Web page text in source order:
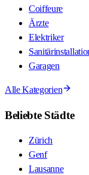
Coiffeure
Ärzte
Elektriker
Garagen
Alle Kategorien
Beliebte Städte
Zürich
Genf
Lausanne